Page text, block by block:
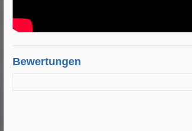
Bewertungen